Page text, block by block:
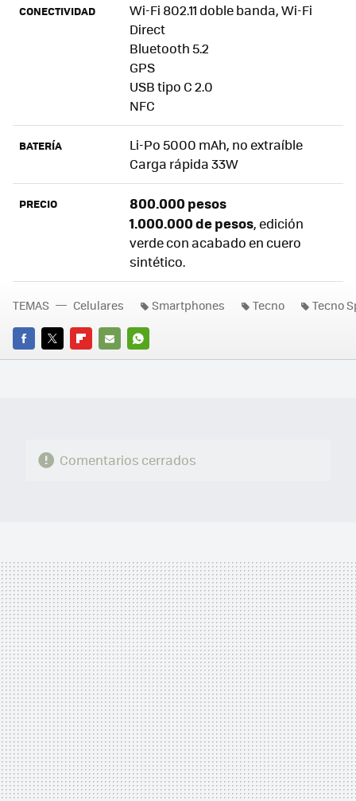
CONECTIVIDAD
Wi-Fi 802.11 doble banda, Wi-Fi
Direct
Bluetooth 5.2
GPS
USB tipo C 2.0
NFC
BATERÍA
Li-Po 5000 mAh, no extraíble
Carga rápida 33W
PRECIO
800.000 pesos
1.000.000 de pesos, edición
verde con acabado en cuero
sintético.
FACEBOOK
TWITTERFLIPBOARD
E-
WHATSAPP
TEMAS Celulares Smartphones Tecno Tecno
Comentarios cerrados